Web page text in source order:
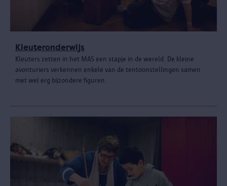
Kleuteronderwijs
Kleuters zetten in het MAS een stapje in de wereld. De kleine
avonturiers verkennen enkele van de tentoonstellingen samen
met wel erg bijzondere figuren.